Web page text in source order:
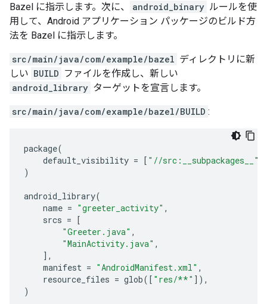
Bazel に指示します。次に、
android_binary ルールを使
用して、Android アプリケーション パッケージのビルド方
法を Bazel に指示します。
src/main/java/com/example/bazel ディレクトリに新
しい BUILD ファイルを作成し、新しい
android_library ターゲットを宣言します。
src/main/java/com/example/bazel/BUILD :
package(
default_visibility = [ "//src:__subpackages__"
)
android_library(
name = "greeter_activity" ,
srcs = [
"Greeter.java" ,
"MainActivity.java" ,
],
manifest = "AndroidManifest.xml" ,
resource_files = glob([ "res/**" ]),
)